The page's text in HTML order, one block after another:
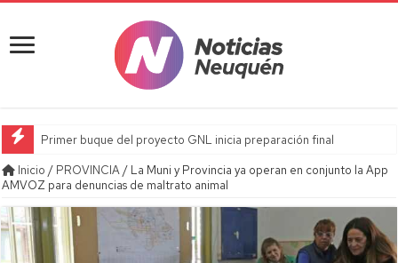
Primer buque del proyecto GNL inicia preparación final
Inicio / PROVINCIA/ La Muni y Provincia ya operan en conjunto la App
AMVOZ para denuncias de maltrato animal